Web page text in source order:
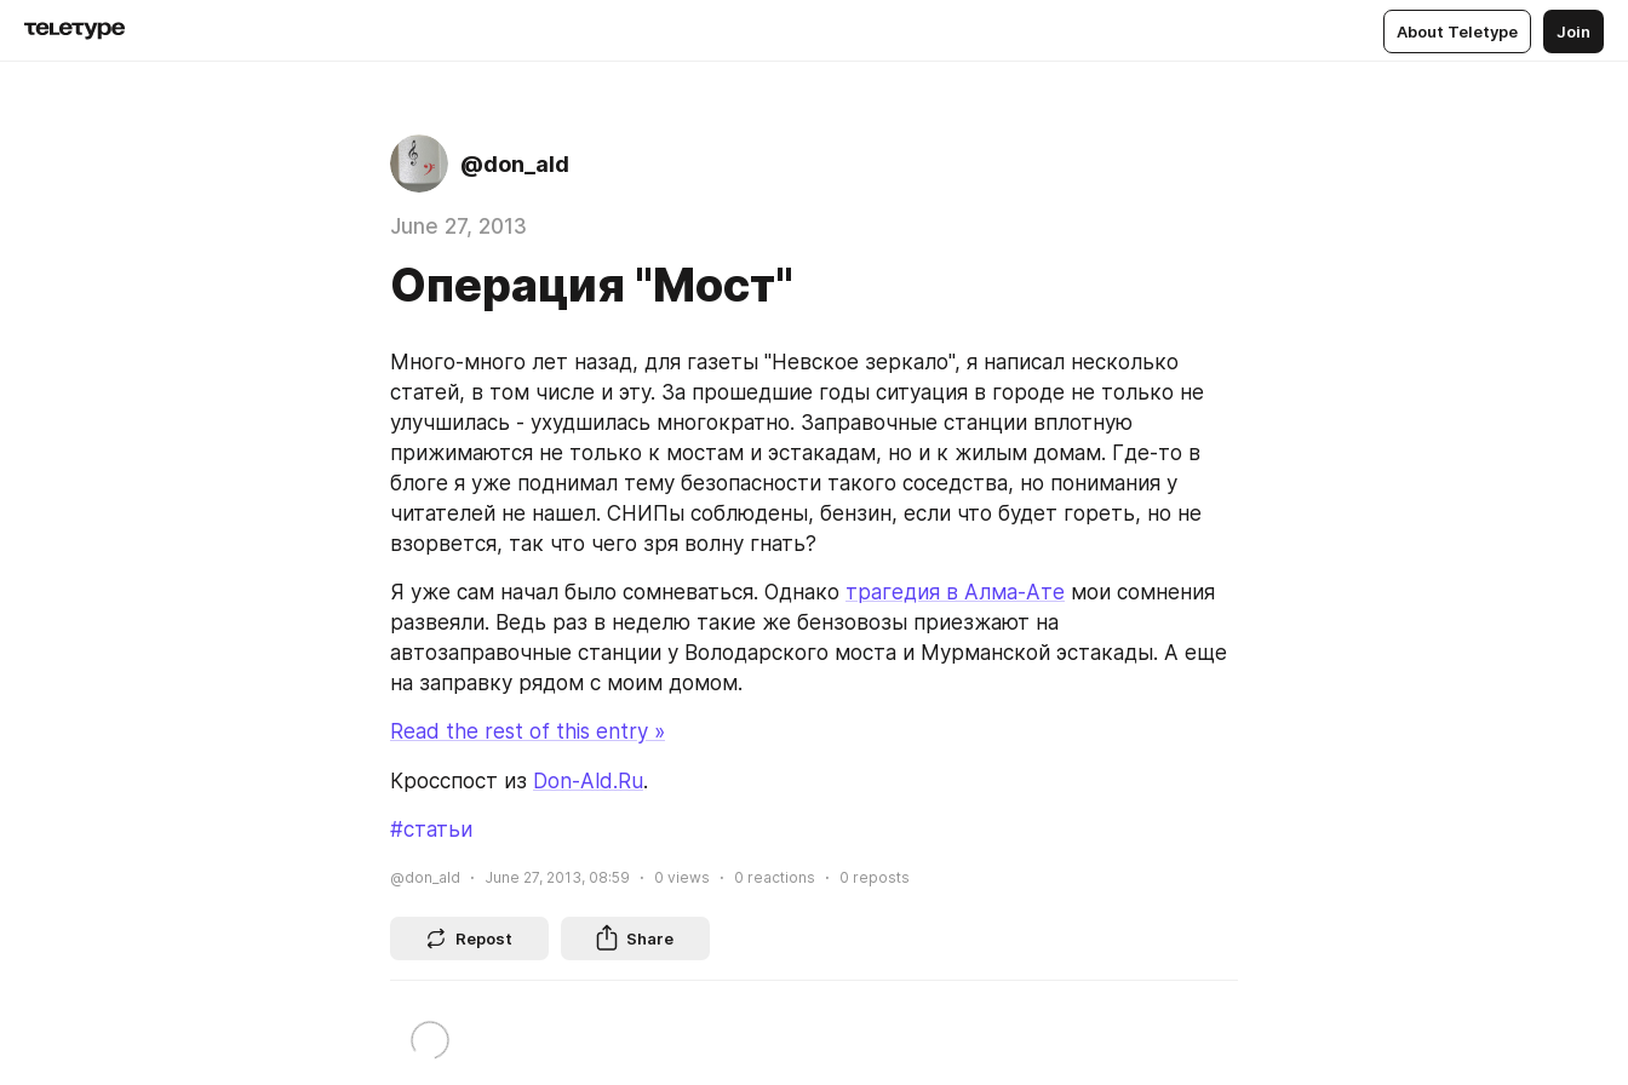
About Teletype Join
@don_ald
June 27, 2013
Операция "Мост"
Много-много лет назад, для газеты "Невское зеркало", я написал несколько
статей, в том числе и эту. За прошедшие годы ситуация в городе не только не
улучшилась - ухудшилась многократно. Заправочные станции вплотную
прижимаются не только к мостам и эстакадам, но и к жилым домам. Где-то в
блоге я уже поднимал тему безопасности такого соседства, но понимания у
читателей не нашел. СНИПы соблюдены, бензин, если что будет гореть, но не
взорвется, так что чего зря волну гнать?
Я уже сам начал было сомневаться. Однако трагедия в Алма-Ате мои сомнения
развеяли. Ведь раз в неделю такие же бензовозы приезжают на
автозаправочные станции у Володарского моста и Мурманской эстакады. А еще
на заправку рядом с моим домом.
Read the rest of this entry »
Кросспост из Don-Ald.Ru.
#статьи
@don_ald June 27, 2013, 08:59 0 views 0 reactions 0 reposts
Repost Share